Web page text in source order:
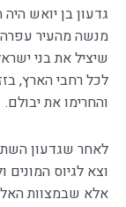
גדעון בן יואש
מנשה מהעיר עפרה
שיציל את בני
לכל רחבי הארץ,
והחרימו את יבולם.
לאחר שגדעון
וצא לגיוס המונים
אלא שבמצוות